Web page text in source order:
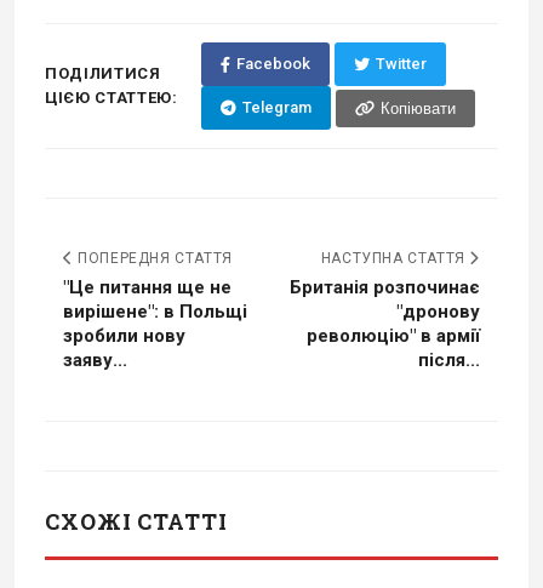
ПОДІЛИТИСЯ
ЦІЄЮ СТАТТЕЮ:
Facebook Twitter
Telegram Копіювати
ПОПЕРЕДНЯ СТАТТЯ
"Це питання ще не
вирішене": в Польщі
зробили нову
заяву...
НАСТУПНА СТАТТЯ
Британія розпочинає
"дронову
революцію" в армії
після...
СХОЖІ СТАТТІ